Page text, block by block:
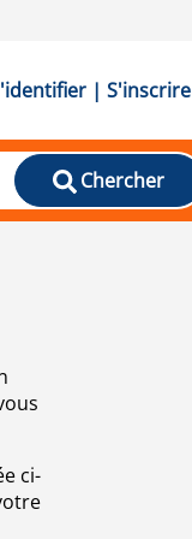
| S'inscrire
Chercher
ci-